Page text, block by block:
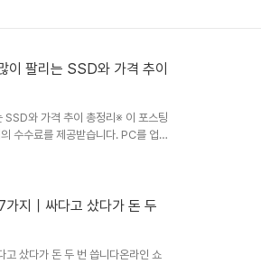
팔리는 SSD와 가격 추이
와 가격 추이 총정리※ 이 포스팅
수수료를 제공받습니다. PC를 업
가 바로 SSD입니다. 윈도우 부팅부
이터센터를 중심으로 메모리 수요
니다. TrendForce 자료에서도
, 7월 기준 삼..
지｜싸다고 샀다가 돈 두
샀다가 돈 두 번 씁니다온라인 쇼